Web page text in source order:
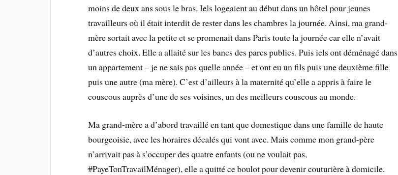
moins de deux ans sous le bras. Iels logeaient au début dans un hôtel pour jeunes
travailleurs où il était interdit de rester dans les chambres la journée. Ainsi, ma grand-
mère sortait avec la petite et se promenait dans Paris toute la journée car elle n’avait
d’autres choix. Elle a allaité sur les bancs des parcs publics. Puis iels ont déménagé dans
un appartement – je ne sais pas quelle année – et ont eu un fils puis une deuxième fille
puis une autre (ma mère). C’est d’ailleurs à la maternité qu’elle a appris à faire le
couscous auprès d’une de ses voisines, un des meilleurs couscous au monde.
Ma grand-mère a d’abord travaillé en tant que domestique dans une famille de haute
bourgeoisie, avec les horaires décalés qui vont avec. Mais comme mon grand-père
n’arrivait pas à s’occuper des quatre enfants (ou ne voulait pas,
#PayeTonTravailMénager), elle a quitté ce boulot pour devenir couturière à domicile.